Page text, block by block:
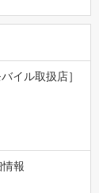
イル取扱店］
報